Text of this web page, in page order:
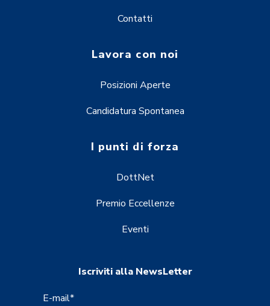
Contatti
Lavora con noi
Posizioni Aperte
Candidatura Spontanea
I punti di forza
DottNet
Premio Eccellenze
Eventi
Iscriviti alla NewsLetter
E-mail*